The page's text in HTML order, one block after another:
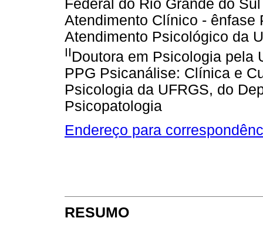
Federal do Rio Grande do
Atendimento Clínico -
Atendimento Psicológico da
IIDoutora em Psicologia pela
PPG Psicanálise: Clínica e
Psicologia da UFRGS, do
Psicopatologia
Endereço para
RESUMO